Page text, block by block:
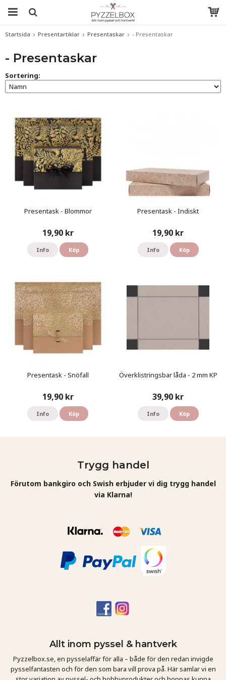
Startsida Presentartiklar Presentaskar - Presentaskar
- Presentaskar
Sortering:
Presentask - Blommor
19,90 kr
Info Köp
Presentask - Indiskt
19,90 kr
Info Köp
Presentask - Snöfall
19,90 kr
Info Köp
Överklistringsbar låda - 2 mm KP
39,90 kr
Info Köp
Trygg handel
Förutom bankgiro och Swish erbjuder vi dig trygg handel
via Klarna!
Allt inom pyssel & hantverk
Pyzzelbox.se, en pysselaffär för alla – både för den redan invigde
pysselfantasten och för den som bara vill prova på. Här samlar vi en